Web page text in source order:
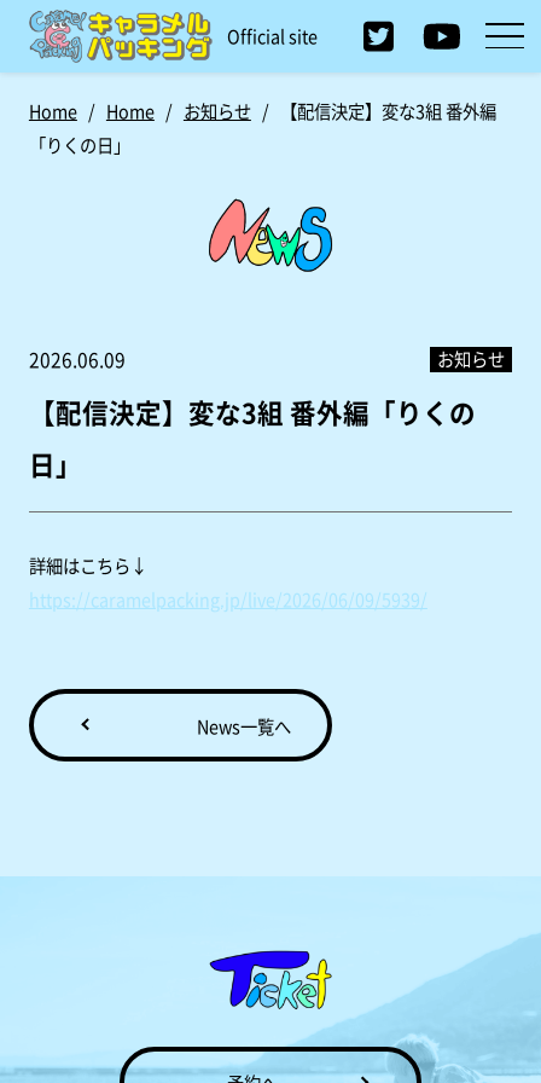
Official site
Home/ Home/ お知らせ/
【配信決定】変な3組 番外編
「りくの日」
2026.06.09 お知らせ
【配信決定】変な3組 番外編「りくの
日」
詳細はこちら↓
https://caramelpacking.jp/live/2026/06/09/5939/
News一覧へ